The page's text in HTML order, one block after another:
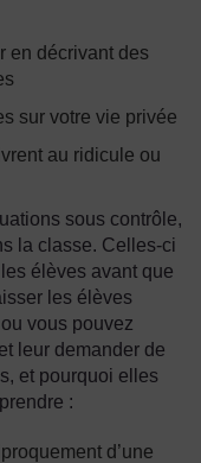
en décrivant des
sur votre vie privée
au ridicule ou
sous contrôle,
la classe. Celles-ci
élèves avant que
les élèves
vous pouvez
leur demander de
et pourquoi elles
:
d’une